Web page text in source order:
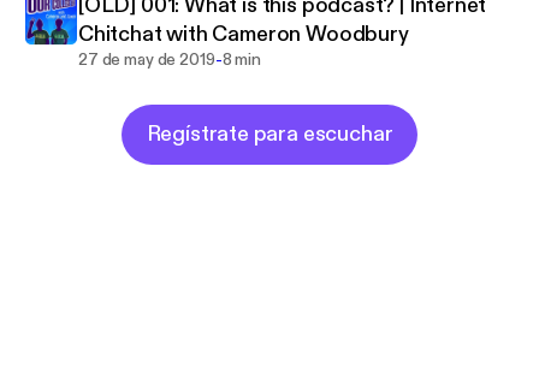
Chitchat with Cameron Woodbury
27 de may de 2019-8 min
Regístrate para escuchar